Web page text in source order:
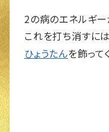
2の病のエネルギー
これを打ち消すに
ひょうたんを飾って